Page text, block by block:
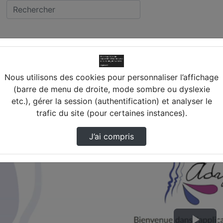
Présentation Adage
JULIEN DUMAS (18)
Nous utilisons des cookies pour personnaliser l’affichage
(barre de menu de droite, mode sombre ou dyslexie
etc.), gérer la session (authentification) et analyser le
trafic du site (pour certaines instances).
J’ai compris